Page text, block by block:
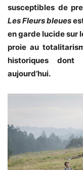
susceptibles de
Les Fleurs bleues
en garde lucide sur
proie au
historiques dont
aujourd’hui.